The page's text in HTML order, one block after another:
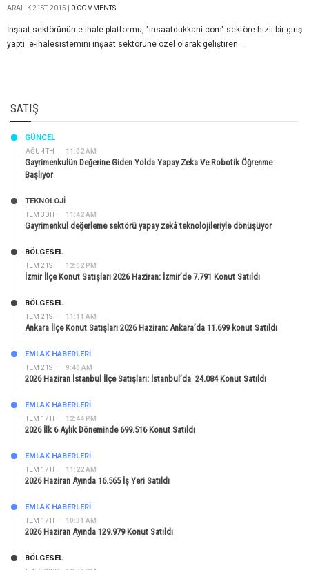
ARALIK 21ST, 2015 | 0 COMMENTS
İnşaat sektörünün e-ihale platformu, "insaatdukkani.com" sektöre hızlı bir giriş
yaptı. e-ihalesistemini inşaat sektörüne özel olarak geliştiren...
SATIŞ
AĞU 4TH 11:02 AM
GÜNCEL
Gayrimenkulün Değerine Giden Yolda Yapay Zeka Ve Robotik Öğrenme
Başlıyor
TEM 30TH 11:42 AM
TEKNOLOJİ
Gayrimenkul değerleme sektörü yapay zekâ teknolojileriyle dönüşüyor
TEM 21ST 12:02 PM
BÖLGESEL
İzmir İlçe Konut Satışları 2026 Haziran: İzmir’de 7.791 Konut Satıldı
TEM 21ST 11:11 AM
BÖLGESEL
Ankara İlçe Konut Satışları 2026 Haziran: Ankara’da 11.699 konut Satıldı
TEM 21ST 9:40 AM
EMLAK HABERLERI
2026 Haziran İstanbul İlçe Satışları: İstanbul’da 24.084 Konut Satıldı
TEM 17TH 12:44 PM
EMLAK HABERLERI
2026 İlk 6 Aylık Döneminde 699.516 Konut Satıldı
TEM 17TH 11:22 AM
EMLAK HABERLERI
2026 Haziran Ayında 16.565 İş Yeri Satıldı
TEM 17TH 10:31 AM
EMLAK HABERLERI
2026 Haziran Ayında 129.979 Konut Satıldı
BÖLGESEL